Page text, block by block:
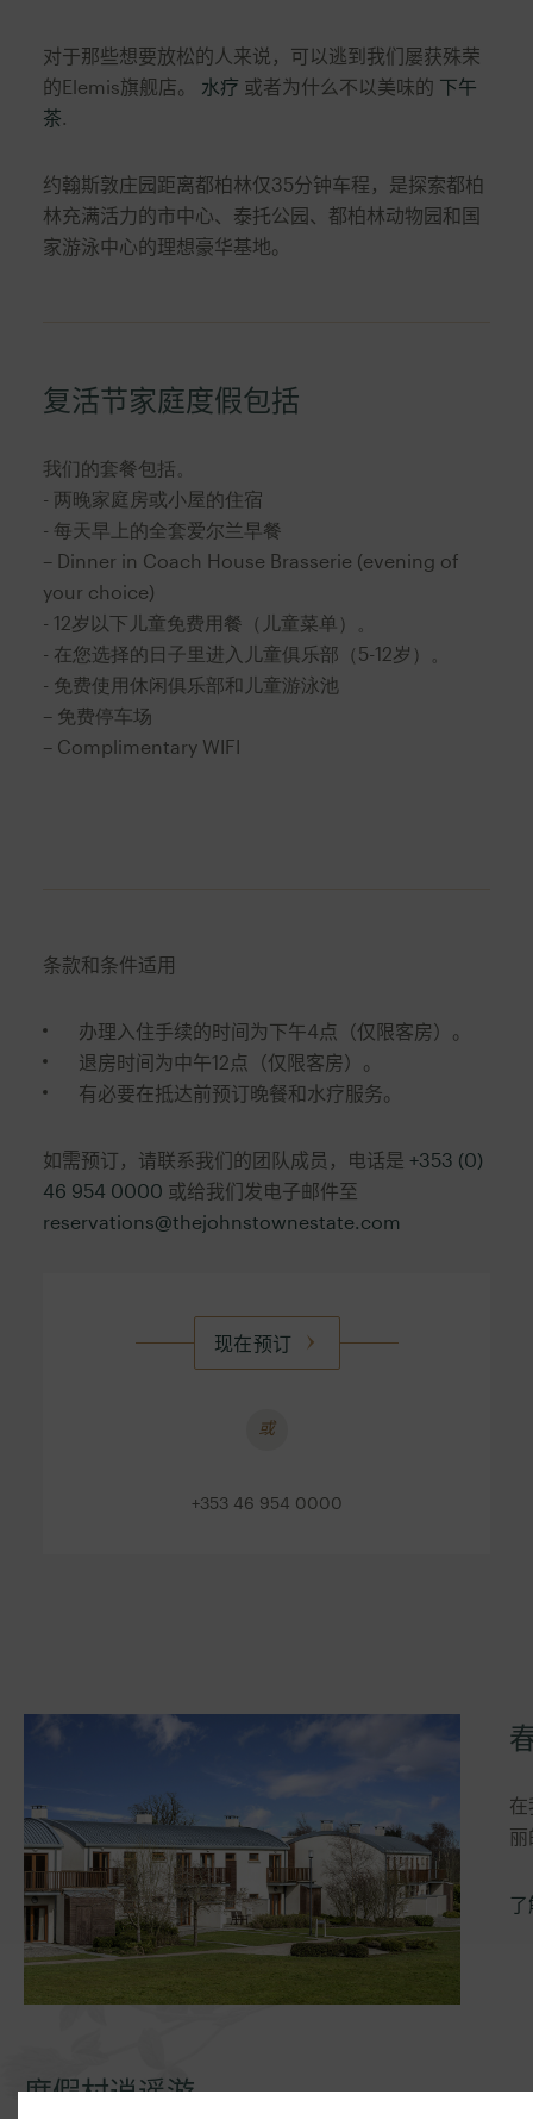
对于那些想要放松的人来说，可以逃到我们屡获殊荣
的Elemis旗舰店。 水疗 或者为什么不以美味的 下午
茶.
约翰斯敦庄园距离都柏林仅35分钟车程，是探索都柏
林充满活力的市中心、泰托公园、都柏林动物园和国
家游泳中心的理想豪华基地。
复活节家庭度假包括
我们的套餐包括。
- 两晚家庭房或小屋的住宿
- 每天早上的全套爱尔兰早餐
– Dinner in Coach House Brasserie (evening of
your choice)
- 12岁以下儿童免费用餐（儿童菜单）。
- 在您选择的日子里进入儿童俱乐部（5-12岁）。
- 免费使用休闲俱乐部和儿童游泳池
–免费停车场
– Complimentary WIFI
条款和条件适用
办理入住手续的时间为下午4点（仅限客房）。
退房时间为中午12点（仅限客房）。
有必要在抵达前预订晚餐和水疗服务。
如需预订，请联系我们的团队成员，电话是 +353 (0)
46 954 0000 或给我们发电子邮件至
reservations@thejohnstownestate.com
现在预订
或
+353 46 954 0000
度假村逍遥游